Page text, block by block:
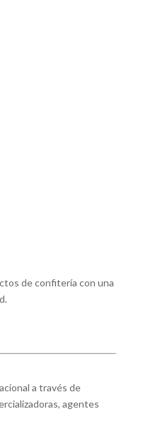
de confitería con una
a través de
agentes